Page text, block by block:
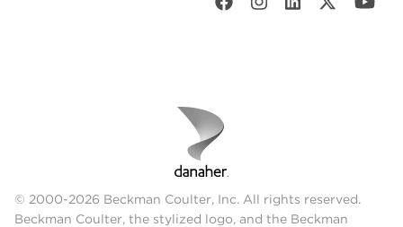
© 2000-2026 Beckman Coulter, Inc. All rights reserved.
Beckman Coulter, the stylized logo, and the Beckman